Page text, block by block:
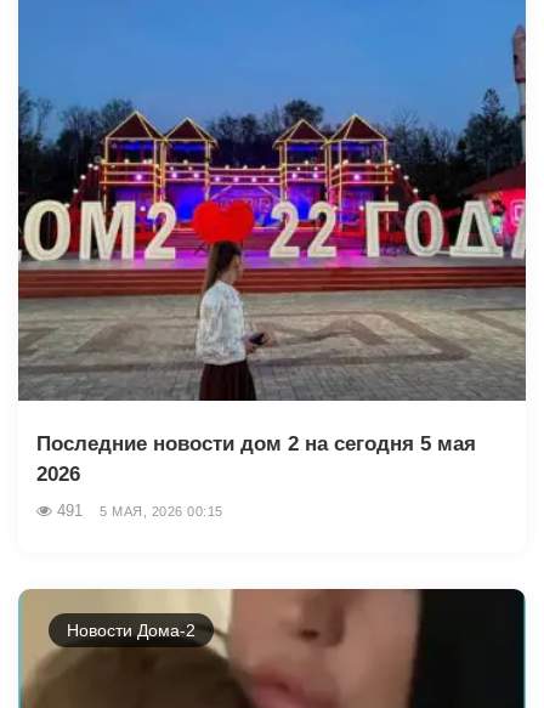
Последние новости дом 2 на сегодня 5 мая
2026
491 5 МАЯ, 2026 00:15
Новости Дома-2